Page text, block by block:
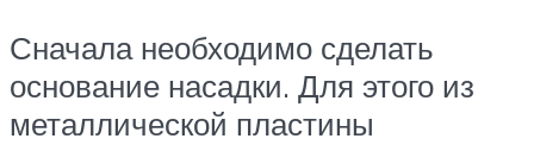
Сначала необходимо сделать
основание насадки. Для этого из
металлической пластины